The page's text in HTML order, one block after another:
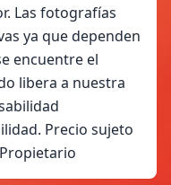
Las fotografías
ya que dependen
encuentre el
libera a nuestra
Precio sujeto